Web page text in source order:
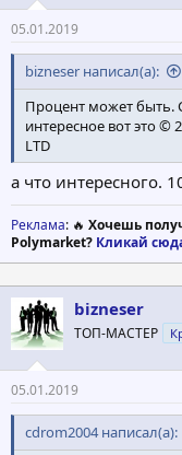
05.01.2019
bizneser написал(а):
Процент может быть.
интересное вот это ©
LTD
а что интересного.
Реклама: 🔥 Хочешь
Polymarket? Кликай
bizneser
ТОП-МАСТЕР
05.01.2019
cdrom2004 написал(а):